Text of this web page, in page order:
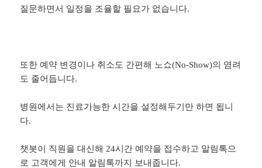
질문하면서 일정을 조율할 필요가 없습니다.
또한 예약 변경이나 취소도 간편해 노쇼(No-Show)의 염려
도 줄어듭니다.
병원에서는 진료가능한 시간을 설정해두기만 하면 됩니
다.
챗봇이 직원을 대신해 24시간 예약을 접수하고 알림톡으
로 고객에게 안내 알림톡까지 보내줍니다.